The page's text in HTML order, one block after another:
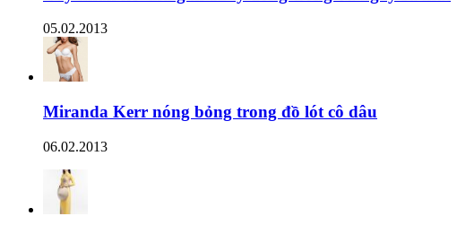
05.02.2013
Miranda Kerr nóng bỏng trong đồ lót cô dâu
06.02.2013